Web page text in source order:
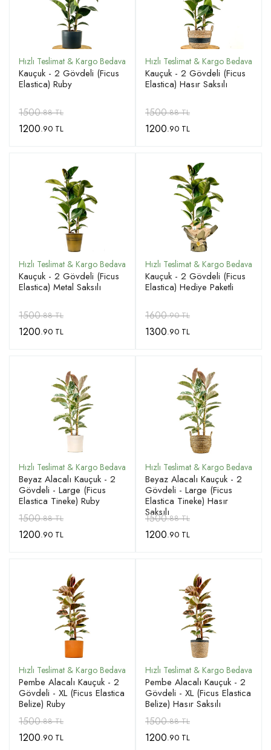
Kauçuk - 2 Gövdeli (Ficus
Elastica) Ruby
1500.88 TL
1200.90 TL
Kauçuk - 2 Gövdeli (Ficus
Elastica) Hasır Saksılı
1500.88 TL
1200.90 TL
Kauçuk - 2 Gövdeli (Ficus
Elastica) Metal Saksılı
1500.88 TL
1200.90 TL
Kauçuk - 2 Gövdeli (Ficus
Elastica) Hediye Paketli
1600.90 TL
1300.90 TL
Beyaz Alacalı Kauçuk - 2
Gövdeli - Large (Ficus
Elastica Tineke) Ruby
1500.88 TL
1200.90 TL
Beyaz Alacalı Kauçuk - 2
Gövdeli - Large (Ficus
Elastica Tineke) Hasır
Saksılı
1500.88 TL
1200.90 TL
Pembe Alacalı Kauçuk - 2
Gövdeli - XL (Ficus Elastica
Belize) Ruby
1500.88 TL
1200.90 TL
Pembe Alacalı Kauçuk - 2
Gövdeli - XL (Ficus Elastica
Belize) Hasır Saksılı
1500.88 TL
1200.90 TL